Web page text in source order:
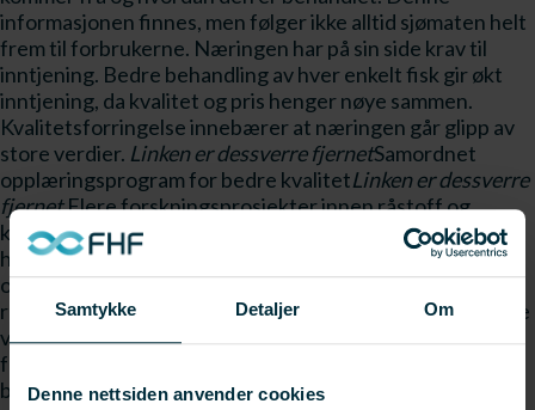
Samtykke Detaljer Om
Denne nettsiden anvender cookies
informasjonen finnes, men følger ikke alltid sjømaten helt
frem til forbrukerne. Næringen har på sin side krav til
inntjening. Bedre behandling av hver enkelt fisk gir økt
inntjening, da kvalitet og pris henger nøye sammen.
Kvalitetsforringelse innebærer at næringen går glipp av
store verdier. Linken er dessverre fjernetSamordnet
opplæringsprogram for bedre kvalitetLinken er dessverre
fjernetFlere forskningsprosjekter innen råstoff og
kvalitet har blitt gjennomført med støtte fra Fiskeri- og
havbruksnæringens forskningsfond (FHF). Det nye
opplæringsprogrammet har særlig tatt utgangspunkt i
resultatene fra hovedprosjektet "Kvalitet på sjømat i hele
verdikjeden", utført av Norsk Sjømatsenter på oppdrag
fra Norges Fiskarlag og FHF. Tidligere har deler av
bransjen vært aktive innen fagopplæring, men dette har